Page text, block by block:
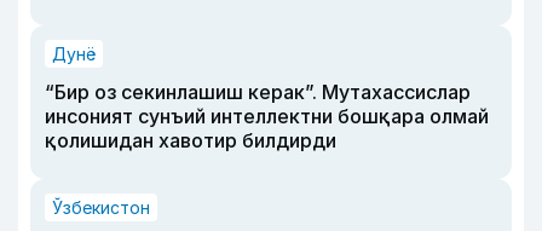
Дунё
“Бир оз секинлашиш керак”. Мутахассислар
инсоният сунъий интеллектни бошқара олмай
қолишидан хавотир билдирди
Ўзбекистон